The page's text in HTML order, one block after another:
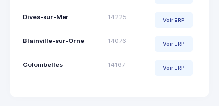
Dives-sur-Mer 14225 Voir ERP
Blainville-sur-Orne 14076 Voir ERP
Colombelles 14167 Voir ERP